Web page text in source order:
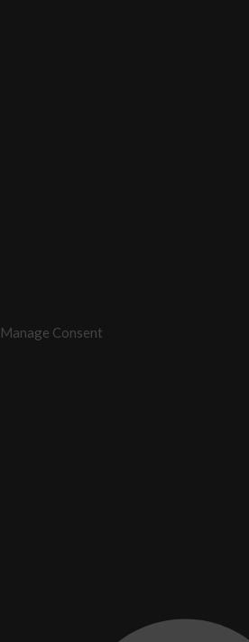
Manage Consent